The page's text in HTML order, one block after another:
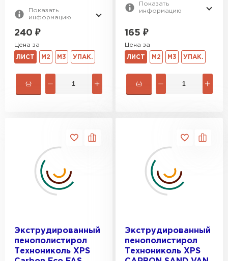
Показать
информацию
240 ₽
Цена за
ЛИСТ М2 М3 УПАК.
Показать
информацию
165 ₽
Цена за
ЛИСТ М2 М3 УПАК.
Экструдированный
пенополистирол
Технониколь XPS
Экструдированный
пенополистирол
Технониколь XPS